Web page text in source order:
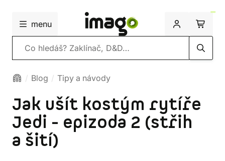
menu
Vyhledávání
Blog Tipy a návody
Jak ušít kostým rytíře
Jedi - epizoda 2 (střih
a šití)